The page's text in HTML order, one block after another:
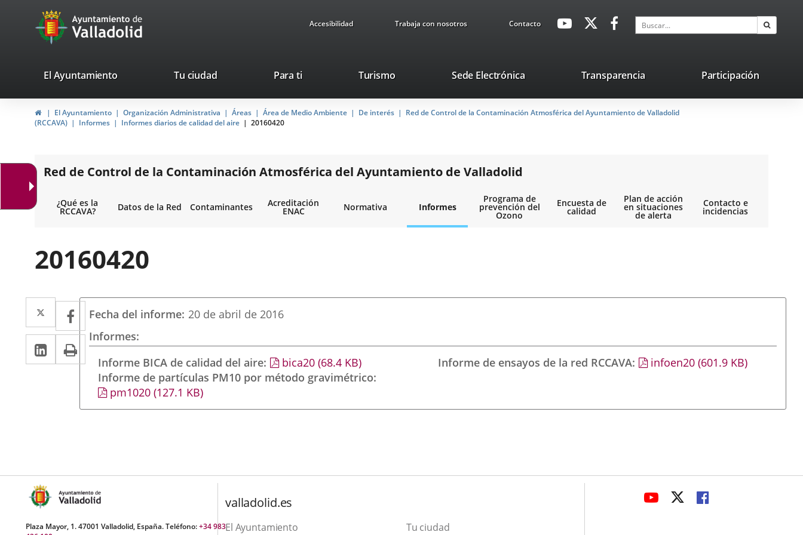
Portal
Web
Ayuntamiento
de
Valladolid
Accesibilidad Trabaja con nosotros ContactoavaHeaderSocial
Enlace
externa.
Enlace
aplicación
externa.
Enlace
aplicación
externa.
Buscar
valladolid.es
El Ayuntamiento Tu ciudad Para ti TurismoEste
se
abrirá
nueva.
Sede ElectrónicaEnlace
una
aplicación
Transparencia Participación
InicioEl Ayuntamiento Organización Administrativa Áreas Área de Medio Ambiente De interés
Red de Control de la Contaminación Atmosférica del Ayuntamiento de Valladolid
(RCCAVA)
Informes Informes diarios de calidad del aire 20160420
Red de Control de la Contaminación Atmosférica del Ayuntamiento de Valladolid
¿Qué es la
RCCAVA? Datos de la Red Contaminantes Acreditación
ENAC Normativa Informes
Programa de
prevención del
Ozono
Encuesta de
calidad
Plan de acción
en situaciones
de alerta
Contacto e
incidencias
20160420
Twitter
Enlace
a
una
aplicación
externa.
Facebook
Enlace
a
una
aplicación
externa.
LinkedIn
Enlace
a
aplicación
Imprimir
Fecha del informe 20 de abril de 2016
Informes
Informe BICA de calidad del aire
bica20(68.4 KB)
Informe de partículas PM10 por método gravimétrico
pm1020(127.1 KB)
Informe de ensayos de la red RCCAVA infoen20 (601.9 KB)
Plaza Mayor, 1. 47001 Valladolid, España. Teléfono:+34 983
valladolid.es
El Ayuntamiento Tu ciudad
ENLACEENLACEENLACE